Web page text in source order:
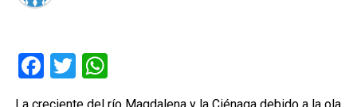
Facebook
TwitterWhatsApp